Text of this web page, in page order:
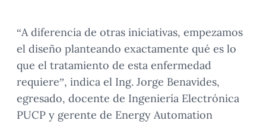
“A diferencia de otras iniciativas, empezamos
el diseño planteando exactamente qué es lo
que el tratamiento de esta enfermedad
requiere”, indica el Ing. Jorge Benavides,
egresado, docente de Ingeniería Electrónica
PUCP y gerente de Energy Automation